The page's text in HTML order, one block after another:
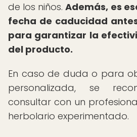
de los niños.Además, es
fecha de caducidad
para garantizar la
del producto.
En caso de duda o para
personalizada, se
consultar con un
herbolario experimentado.